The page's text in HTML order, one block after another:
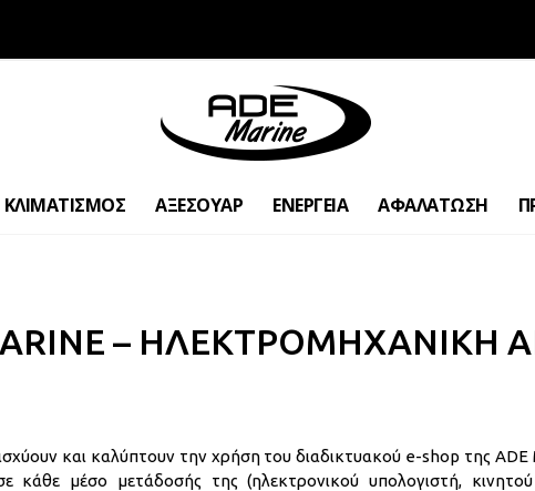
ΚΛΙΜΑΤΙΣΜΟΣ ΑΞΕΣΟΥΑΡ ΕΝΕΡΓΕΙΑ ΑΦΑΛΑΤΩΣΗ
– ΗΛΕΚΤΡΟΜΗΧΑΝΙΚΗ
και καλύπτουν την χρήση του διαδικτυακού e-shop της
κάθε μέσο μετάδοσής της (ηλεκτρονικού υπολογιστή,